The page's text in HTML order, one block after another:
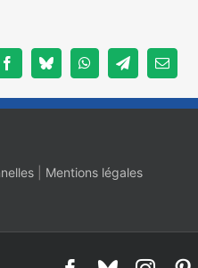
FacebookBlueskyWhatsAppTelegramEmail
Mentions légales